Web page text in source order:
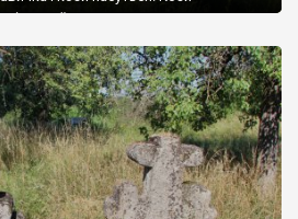
для старих кладовищ,
обгризають, бо то улюблений
Голубечому ціла колекція
Село відносно невелике, […]